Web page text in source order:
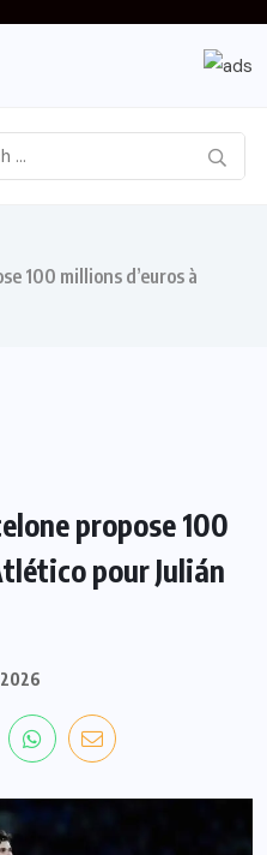
100 millions d’euros à
propose 100
pour Julián